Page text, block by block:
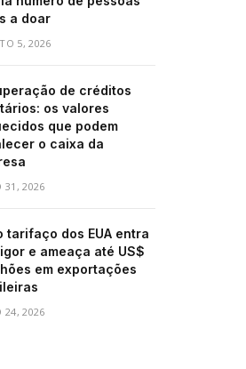
a doar
5, 2026
de créditos
os valores
que podem
o caixa da
31, 2026
tarifaço dos EUA entra
e ameaça até US$
em exportações
24, 2026